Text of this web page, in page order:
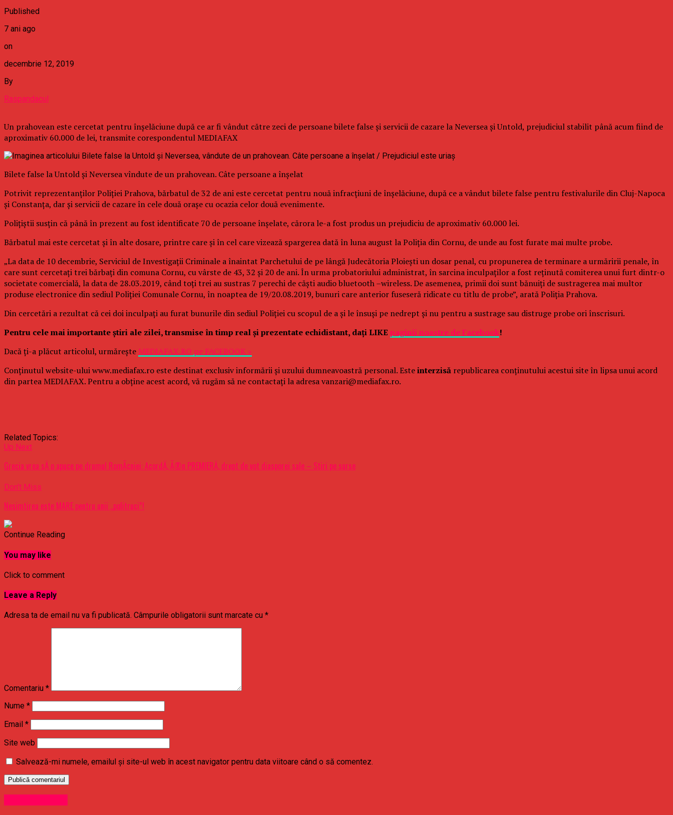
Published
7 ani ago
on
decembrie 12, 2019
By
Raspandacul
Un prahovean este cercetat pentru înşelăciune după ce ar fi vândut către zeci de persoane bilete false şi servicii de cazare la Neversea şi Untold, prejudiciul stabilit până acum fiind de
aproximativ 60.000 de lei, transmite corespondentul MEDIAFAX
Bilete false la Untold şi Neversea vîndute de un prahovean. Câte persoane a înşelat
Potrivit reprezentanţilor Poliţiei Prahova, bărbatul de 32 de ani este cercetat pentru nouă infracţiuni de înşelăciune, după ce a vândut bilete false pentru festivalurile din Cluj-Napoca
şi Constanţa, dar şi servicii de cazare în cele două oraşe cu ocazia celor două evenimente.
Poliţiştii susţin că până în prezent au fost identificate 70 de persoane înşelate, cărora le-a fost produs un prejudiciu de aproximativ 60.000 lei.
Bărbatul mai este cercetat şi în alte dosare, printre care şi în cel care vizează spargerea dată în luna august la Poliţia din Cornu, de unde au fost furate mai multe probe.
„La data de 10 decembrie, Serviciul de Investigaţii Criminale a înaintat Parchetului de pe lângă Judecătoria Ploieşti un dosar penal, cu propunerea de terminare a urmăririi penale, în
care sunt cercetaţi trei bărbaţi din comuna Cornu, cu vârste de 43, 32 şi 20 de ani. În urma probatoriului administrat, în sarcina inculpaţilor a fost reţinută comiterea unui furt dintr-o
societate comercială, la data de 28.03.2019, când toţi trei au sustras 7 perechi de căşti audio bluetooth –wireless. De asemenea, primii doi sunt bănuiţi de sustragerea mai multor
produse electronice din sediul Poliţiei Comunale Cornu, în noaptea de 19/20.08.2019, bunuri care anterior fuseseră ridicate cu titlu de probe”, arată Poliţia Prahova.
Din cercetări a rezultat că cei doi inculpaţi au furat bunurile din sediul Poliţiei cu scopul de a şi le însuşi pe nedrept şi nu pentru a sustrage sau distruge probe ori înscrisuri.
Pentru cele mai importante ştiri ale zilei, transmise în timp real şi prezentate echidistant, daţi LIKE paginii noastre de Facebook!
Dacă ţi-a plăcut articolul, urmăreşte MEDIAFAX.RO pe FACEBOOK »
Conținutul website-ului www.mediafax.ro este destinat exclusiv informării și uzului dumneavoastră personal. Esteinterzisă republicarea conținutului acestui site în lipsa unui acord
din partea MEDIAFAX. Pentru a obține acest acord, vă rugăm să ne contactați la adresa vanzari@mediafax.ro.
Related Topics:
Up Next
Grecia vrea sÄ o apuce pe drumul RomÃ¢niei: AcordÄ, Ã®n PREMIERÄ, drept de vot diasporei sale – Stiri pe surse
Don't Miss
Nesimtirea este MARE pentru unii „politruci”!
Continue Reading
You may like
Click to comment
Leave a Reply
Adresa ta de email nu va fi publicată. Câmpurile obligatorii sunt marcate cu *
Comentariu *
Nume *
Email *
Site web
Salvează-mi numele, emailul și site-ul web în acest navigator pentru data viitoare când o să comentez.